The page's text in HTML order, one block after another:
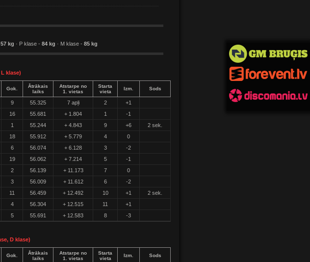
57 kg · P klase - 84 kg · M klase - 85 kg
klase)
Gok.
Ātrākais
laiks
Atstarpe no
1. vietas
Starta
vieta
Izm. Sods
9 55.325 7 apļi 2
+1
16 55.681 + 1.804 1
-1
1 55.244 + 4.843 9 +6
2 sek.
18 55.912 + 5.779 4
0
6 56.074 + 6.128 3
-2
19 56.062 + 7.214 5
-1
2 56.139 + 11.173 7
0
3 56.009 + 11.612 6
-2
11 56.459 + 12.492 10 +1
2 sek.
4 56.304 + 12.515 11
+1
5 55.691 + 12.583 8 -3
D klase)
Gok.
Ātrākais
laiks
Atstarpe no
1. vietas
Starta
vieta
Izm. Sods